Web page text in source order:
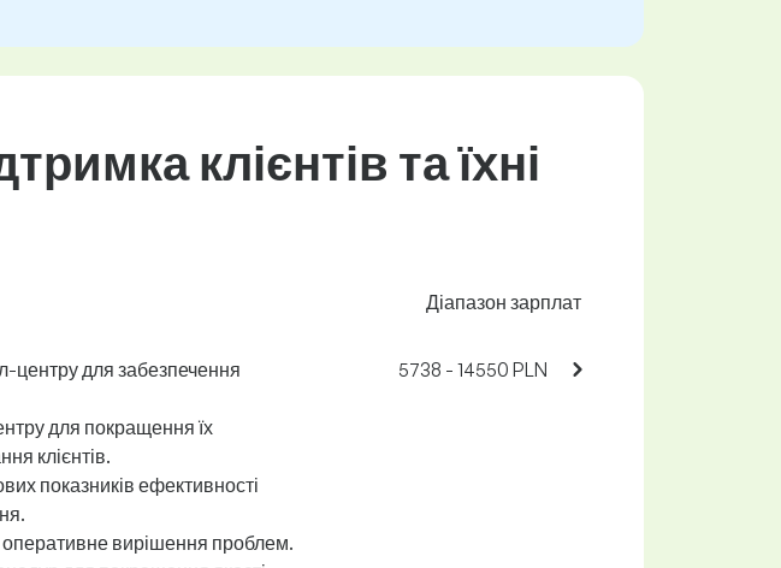
клієнтів та їхні
Діапазон зарплат
для забезпечення
для покращення їх
клієнтів.
показників ефективності
оперативне вирішення проблем.
5738 - 14550 PLN